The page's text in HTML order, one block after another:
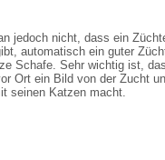
jedoch nicht, dass ein
automatisch ein guter
Schafe. Sehr wichtig ist,
Ort ein Bild von der Zucht
seinen Katzen macht.